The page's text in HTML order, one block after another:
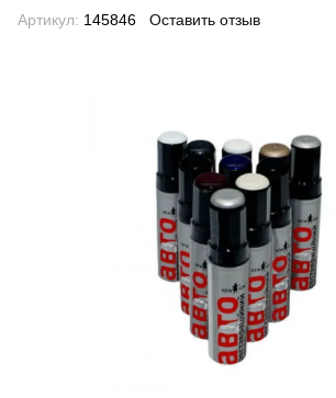
Артикул: 145846 Оставить отзыв